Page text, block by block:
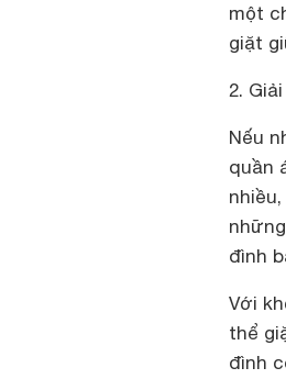
một
giặt
2.
Nếu
quần
đình
Với
thể
đình